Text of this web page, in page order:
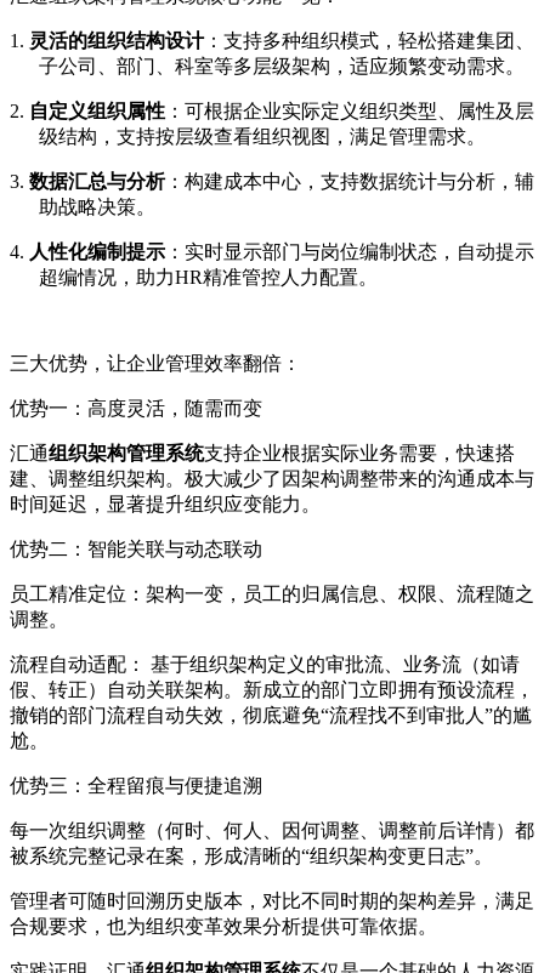
1. 灵活的组织结构设计：支持多种组织模式，轻松搭建集团、
子公司、部门、科室等多层级架构，适应频繁变动需求。
2. 自定义组织属性 ：可根据企业实际定义组织类型、属性及层
级结构， 支持按层级查看组织视图，满足管理需求。
3. 数据汇总与分析：构建成本中心，支持数据统计与分析，辅
助战略决策。
4. 人性化编制提示 ：实时显示部门与岗位编制状态，自动提示
超编情况，助力HR精准管控人力配置。
三大优势，让企业管理效率翻倍：
优势一：高度灵活，随需而变
汇通组织架构管理系统支持企业根据实际业务需要，快速搭
建、调整组织架构。极大减少了因架构调整带来的沟通成本与
时间延迟，显著提升组织应变能力。
优势二： 智能关联与动态联动
员工精准定位：架构一变，员工的归属信息、权限、流程随之
调整。
流程自动适配：
基于组织架构定义的审批流、业务流（如请
假、转正）自动关联架构。新成立的部门立即拥有预设流程，
撤销的部门流程自动失效，彻底避免“流程找不到审批人”的尴
尬。
优势三： 全程留痕与便捷追溯
每一次组织调整（何时、何人、因何调整、调整前后详情）都
被系统完整记录在案，形成清晰的“组织架构变更日志”。
管理者可随时回溯历史版本，对比不同时期的架构差异，满足
合规要求，也为组织变革效果分析提供可靠依据。